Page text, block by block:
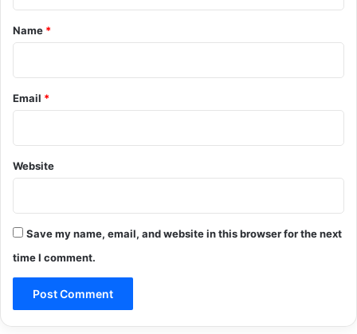
*
Name *
Email *
Website
Save my name, email, and website in this browser for the next
time I comment.